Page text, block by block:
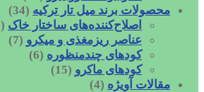
محصولات برند میل تار ترکیه (34)
اصلاح‌کننده‌های ساختار خاک (6)
عناصر ریزمغذی و میکرو (7)
کودهای چندمنظوره (6)
کودهای ماکرو (15)
مقالات آویژه (4)